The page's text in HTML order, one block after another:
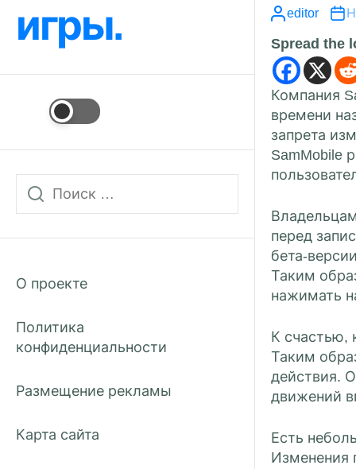
игры.
О проекте
Политика
конфиденциальности
Размещение рекламы
Карта сайта
editor
Spread the
Компания
времени
запрета
SamMobile
перед
бета-
Таким
нажимать
К счастью,
Таким
действия.
движений
Есть
Изменения